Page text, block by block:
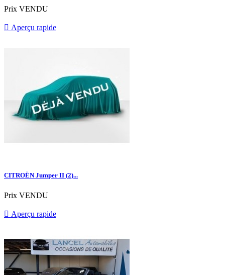
Prix VENDU
 Aperçu rapide
CITROËN Jumper II (2)...
Prix VENDU
 Aperçu rapide